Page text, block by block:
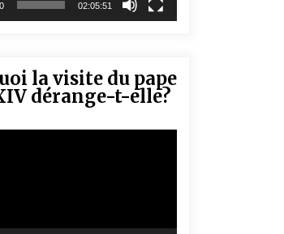
02:05:51
la visite du pape
dérange-t-elle?